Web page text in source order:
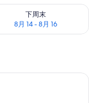
下周末
8月 14 - 8月 16
周末的空房情况：8月